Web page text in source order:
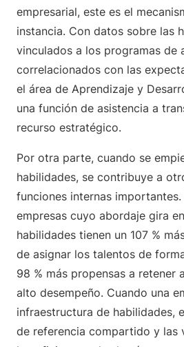
empresarial, este es el
instancia. Con datos sobre las
vinculados a los programas de
correlacionados con las
el área de Aprendizaje y
una función de asistencia a
recurso estratégico.
Por otra parte, cuando se
habilidades, se contribuye a
funciones internas importantes.
empresas cuyo abordaje gira
habilidades tienen un 107 %
de asignar los talentos de
98 % más propensas a retener
alto desempeño. Cuando una
infraestructura de habilidades,
de referencia compartido y las